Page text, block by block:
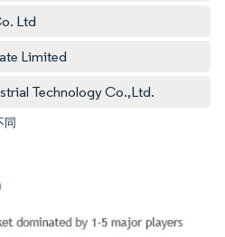
Ltd
Limited
Technology Co.,Ltd.
同